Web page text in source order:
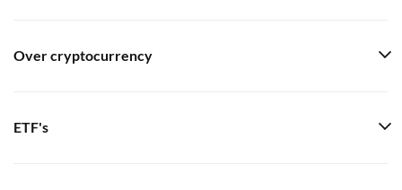
Over cryptocurrency
ETF's